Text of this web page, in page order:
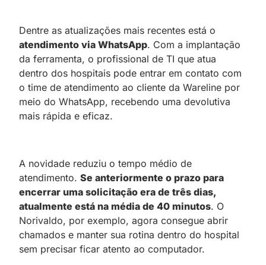
Dentre as atualizações mais recentes está o
atendimento via WhatsApp. Com a implantação
da ferramenta, o profissional de TI que atua
dentro dos hospitais pode entrar em contato com
o time de atendimento ao cliente da Wareline por
meio do WhatsApp, recebendo uma devolutiva
mais rápida e eficaz.
A novidade reduziu o tempo médio de
atendimento. Se anteriormente o prazo para
encerrar uma solicitação era de três dias,
atualmente está na média de 40 minutos. O
Norivaldo, por exemplo, agora consegue abrir
chamados e manter sua rotina dentro do hospital
sem precisar ficar atento ao computador.